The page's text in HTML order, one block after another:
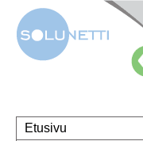
Etusivu